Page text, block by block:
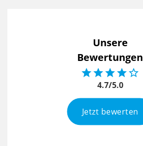
Unsere
Bewertungen

4.7/5.0
Jetzt bewerten